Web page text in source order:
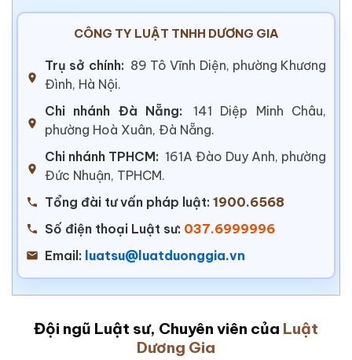
CÔNG TY LUẬT TNHH DƯƠNG GIA
Trụ sở chính: 89 Tô Vĩnh Diện, phường Khương
Đình, Hà Nội.
Chi nhánh Đà Nẵng:
141 Diệp Minh Châu,
phường Hoà Xuân, Đà Nẵng.
Chi nhánh TPHCM: 161A Đào Duy Anh, phường
Đức Nhuận, TPHCM.
Tổng đài tư vấn pháp luật: 1900.6568
Số điện thoại Luật sư: 037.6999996
Email: luatsu@luatduonggia.vn
Đội ngũ Luật sư, Chuyên viên của Luật
Dương Gia